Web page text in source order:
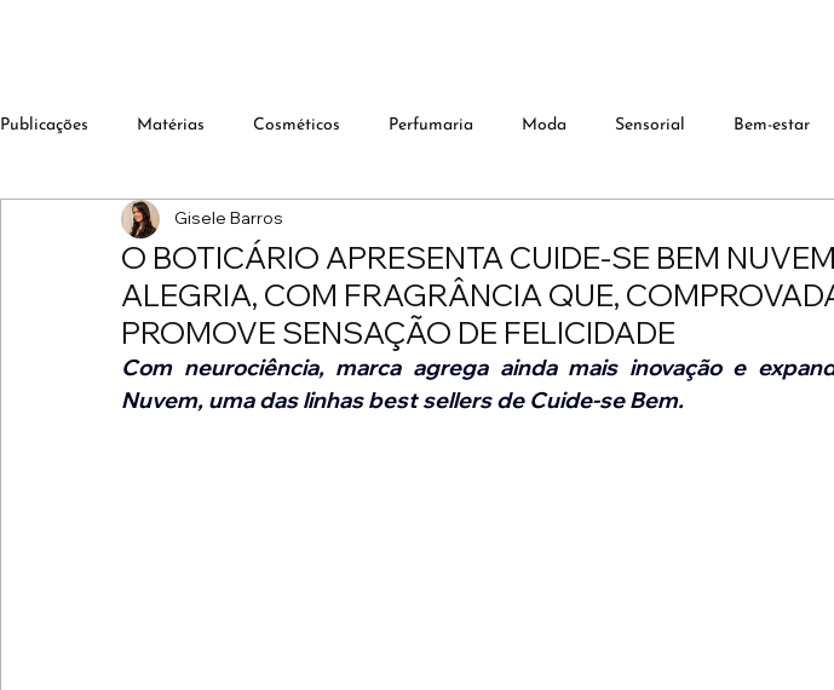
Publicações Matérias Cosméticos Perfumaria Moda Sensorial Bem-estar
O BOTICÁRIO APRESENTA CUIDE-SE BEM
ALEGRIA, COM FRAGRÂNCIA QUE,
PROMOVE SENSAÇÃO DE FELICIDADE
Gisele Barros
Com neurociência, marca agrega ainda mais inovação e
Nuvem, uma das linhas best sellers de Cuide-se Bem.